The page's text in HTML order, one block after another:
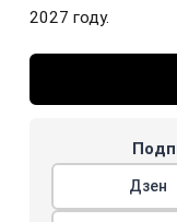
2027 году.
Дзен